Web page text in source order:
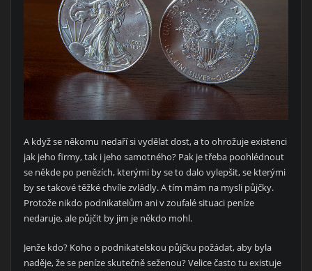
A když se někomu nedaří si vydělat dost, a to ohrožuje existenci
jak jeho firmy, tak i jeho samotného? Pak je třeba poohlédnout
se někde po penězích, kterými by se to dalo vylepšit, se kterými
by se takové těžké chvíle zvládly. A tím mám na mysli půjčky.
Protože nikdo podnikatelům ani v zoufalé situaci peníze
nedaruje, ale půjčit by jim je někdo mohl.
Jenže kdo? Koho o podnikatelskou půjčku požádat, aby byla
naděje, že se peníze skutečně seženou? Velice často tu existuje